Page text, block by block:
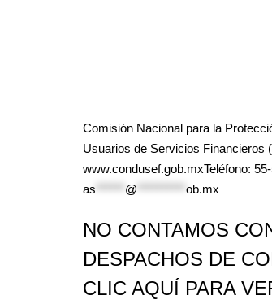
Comisión Nacional para la
Usuarios de Servicios Financieros
www.condusef.gob.mxTeléfono:
as
@ ob.mx
NO CONTAMOS
DESPACHOS DE
CLIC AQUÍ PARA